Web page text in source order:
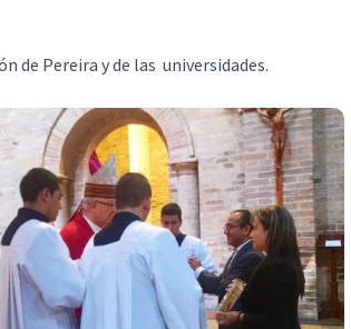
de Pereira y de las universidades.